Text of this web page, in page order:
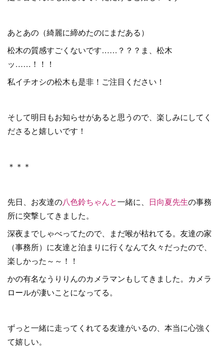
あとあの（綺麗に締めたのにまだある）
松木の質感すごくないです……？？？ま、松木
ッ……！！！
私イチオシの松木も是非！ご注目ください！
そして明日もお知らせがあると思うので、楽しみにしてく
ださると嬉しいです！
＊＊＊
先日、お友達の八色鈴ちゃんと一緒に、 日向夏先生の事務
所に突撃してきました。
深夜までしゃべってたので、まだ喉が枯れてる。友達の家
（事務所）に友達と泊まりに行くなんて久々だったので、
楽しかった～～！！
かの有名なうりりんのカメラマンもしてきました。カメラ
ロールが凄いことになってる。
ずっと一緒に走ってくれてる友達がいるの、本当に心強く
て嬉しい。